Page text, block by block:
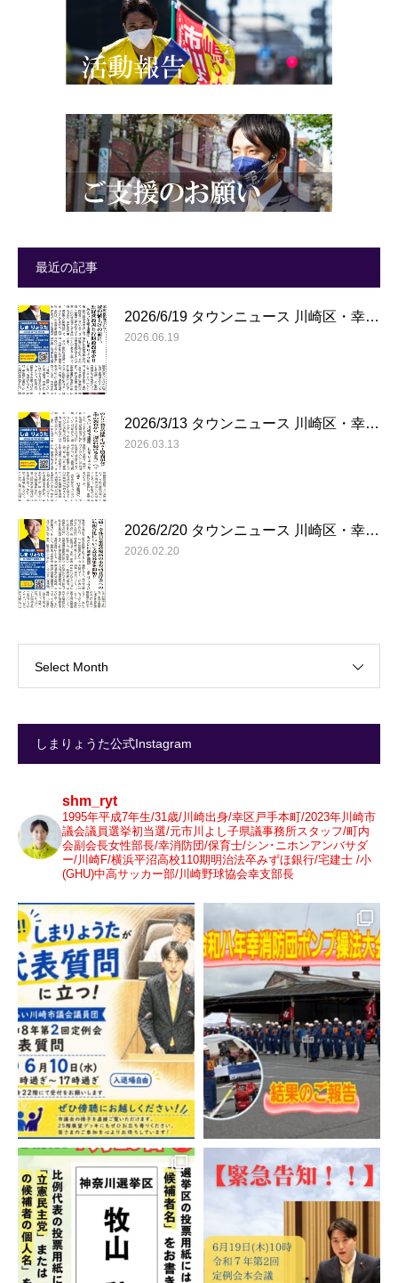
最近の記事
2026/6/19 タウンニュース 川崎区・幸…
2026.06.19
2026/3/13 タウンニュース 川崎区・幸…
2026.03.13
2026/2/20 タウンニュース 川崎区・幸…
2026.02.20
Select Month
しまりょうた公式Instagram
shm_ryt
1995年平成7年生/31歳/川崎出身/幸区戸手本町/2023年川崎市
議会議員選挙初当選/元市川よし子県議事務所スタッフ/町内
会副会長女性部長/幸消防団/保育士/シン･ニホンアンバサダ
ー/川崎F/横浜平沼高校110期明治法卒みずほ銀行/宅建士 /小
(GHU)中高サッカー部/川崎野球協会幸支部長